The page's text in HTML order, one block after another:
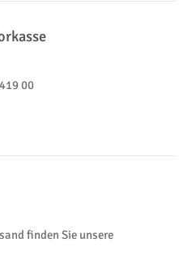
00
finden Sie unsere